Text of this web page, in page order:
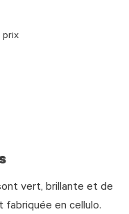
vert, brillante et de
en cellulo.
prix